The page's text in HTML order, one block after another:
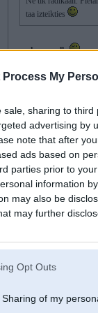
Process My
sale, sharing to
advertising by
note that after
ads based on
parties prior to
information
may also be
may further
Opt Outs
of my
taa izteikties
ears have walls
Ar zaaleem neviens
Piemeeram veezi ar
Vsjo,pietiek,peec dazaam
vinsh ir jebkuram taas
ko es daru, ir
08. Jan 2009, 17:17
08 Jan 2009, 17:11:27 EimZ